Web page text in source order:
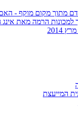
מתוך מקום מוקף -
הרמה מאת אינג
המייעצת